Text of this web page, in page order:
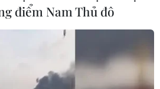
lực mới cho
điểm Nam Thủ đô